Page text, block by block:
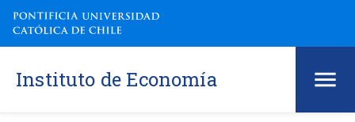
Instituto de Economía